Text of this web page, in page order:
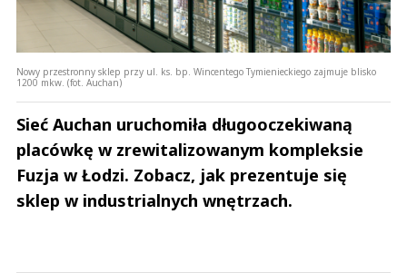
Nowy przestronny sklep przy ul. ks. bp. Wincentego Tymienieckiego zajmuje blisko
1200 mkw. (fot. Auchan)
Sieć Auchan uruchomiła długooczekiwaną
placówkę w zrewitalizowanym kompleksie
Fuzja w Łodzi. Zobacz, jak prezentuje się
sklep w industrialnych wnętrzach.